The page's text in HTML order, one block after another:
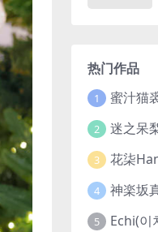
热门作品
1
2
3
4
5